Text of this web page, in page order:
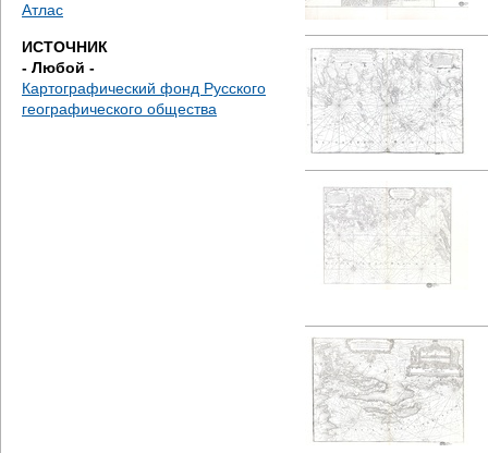
с
ь
Атлас
ИСТОЧНИК
- Любой -
Картографический фонд Русского
географического общества